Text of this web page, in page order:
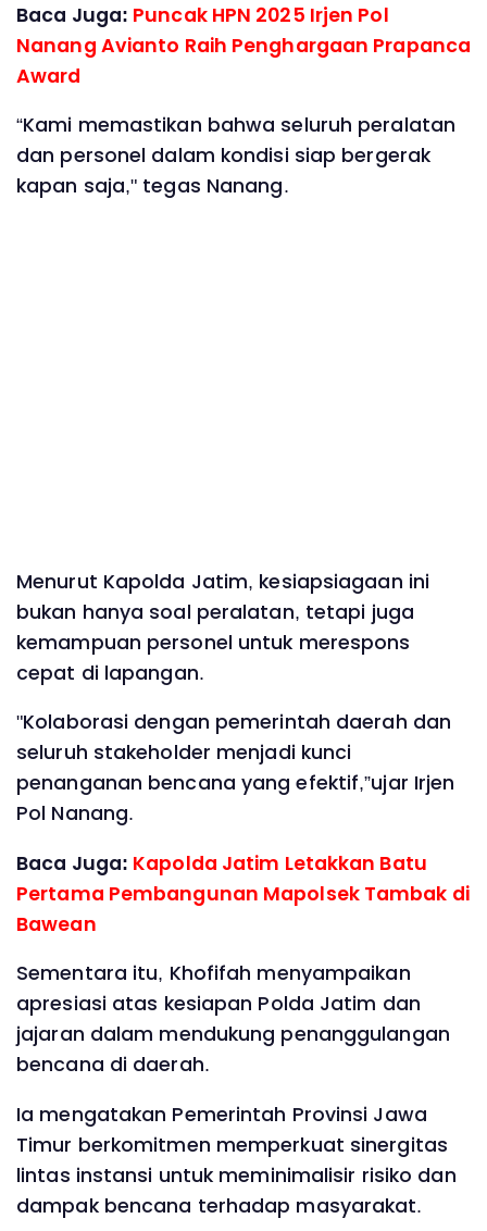
Baca Juga: Puncak HPN 2025 Irjen Pol
Nanang Avianto Raih Penghargaan Prapanca
Award
“Kami memastikan bahwa seluruh peralatan
dan personel dalam kondisi siap bergerak
kapan saja," tegas Nanang.
Menurut Kapolda Jatim, kesiapsiagaan ini
bukan hanya soal peralatan, tetapi juga
kemampuan personel untuk merespons
cepat di lapangan.
"Kolaborasi dengan pemerintah daerah dan
seluruh stakeholder menjadi kunci
penanganan bencana yang efektif,”ujar Irjen
Pol Nanang.
Baca Juga: Kapolda Jatim Letakkan Batu
Pertama Pembangunan Mapolsek Tambak di
Bawean
Sementara itu, Khofifah menyampaikan
apresiasi atas kesiapan Polda Jatim dan
jajaran dalam mendukung penanggulangan
bencana di daerah.
Ia mengatakan Pemerintah Provinsi Jawa
Timur berkomitmen memperkuat sinergitas
lintas instansi untuk meminimalisir risiko dan
dampak bencana terhadap masyarakat.